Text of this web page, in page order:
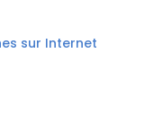
sur Internet